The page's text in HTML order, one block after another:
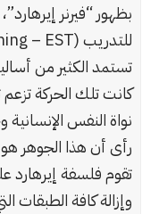
بظهور “فيرنر
تستمد الكثير من
كانت تلك الحركة
نواة النفس الإنسانية
رأى أن هذا الجوهر
تقوم فلسفة إيرهارد
وإزالة كافة الطبقات